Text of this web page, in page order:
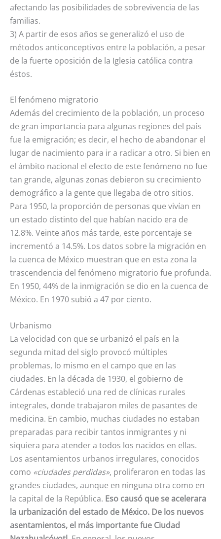
afectando las posibilidades de sobrevivencia de las
familias.
3) A partir de esos años se generalizó el uso de
métodos anticonceptivos entre la población, a pesar
de la fuerte oposición de la Iglesia católica contra
éstos.
El fenómeno migratorio
Además del crecimiento de la población, un proceso
de gran importancia para algunas regiones del país
fue la emigración; es decir, el hecho de abandonar el
lugar de nacimiento para ir a radicar a otro. Si bien en
el ámbito nacional el efecto de este fenómeno no fue
tan grande, algunas zonas debieron su crecimiento
demográfico a la gente que llegaba de otro sitios.
Para 1950, la proporción de personas que vivían en
un estado distinto del que habían nacido era de
12.8%. Veinte años más tarde, este porcentaje se
incrementó a 14.5%. Los datos sobre la migración en
la cuenca de México muestran que en esta zona la
trascendencia del fenómeno migratorio fue profunda.
En 1950, 44% de la inmigración se dio en la cuenca de
México. En 1970 subió a 47 por ciento.
Urbanismo
La velocidad con que se urbanizó el país en la
segunda mitad del siglo provocó múltiples
problemas, lo mismo en el campo que en las
ciudades. En la década de 1930, el gobierno de
Cárdenas estableció una red de clínicas rurales
integrales, donde trabajaron miles de pasantes de
medicina. En cambio, muchas ciudades no estaban
preparadas para recibir tantos inmigrantes y ni
siquiera para atender a todos los nacidos en ellas.
Los asentamientos urbanos irregulares, conocidos
como «ciudades perdidas», proliferaron en todas las
grandes ciudades, aunque en ninguna otra como en
la capital de la República. Eso causó que se acelerara
la urbanización del estado de México. De los nuevos
asentamientos, el más importante fue Ciudad